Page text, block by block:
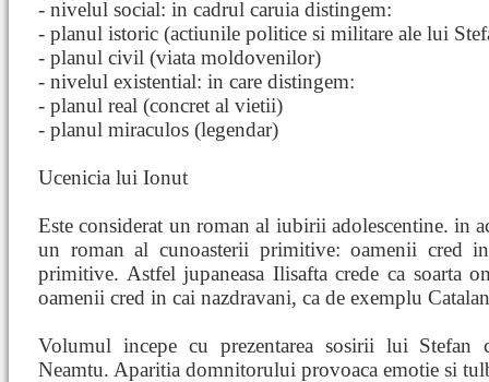
- nivelul social: in cadrul caruia distingem:
- planul istoric (actiunile politice si militare ale lui
- planul civil (viata moldovenilor)
- nivelul existential: in care distingem:
- planul real (concret al vietii)
- planul miraculos (legendar)
Ucenicia lui Ionut
Este considerat un roman al iubirii adolescentine. in
un roman al cunoasterii primitive: oamenii cred
primitive. Astfel jupaneasa Ilisafta crede ca soarta
oamenii cred in cai nazdravani, ca de exemplu
Volumul incepe cu prezentarea sosirii lui Stefan
Neamtu. Aparitia domnitorului provoaca emotie si